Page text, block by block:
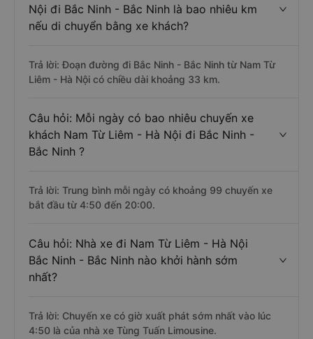
Nội đi Bắc Ninh - Bắc Ninh là bao nhiêu km
nếu di chuyển bằng xe khách?
Trả lời: Đoạn đường đi Bắc Ninh - Bắc Ninh từ Nam Từ
Liêm - Hà Nội có chiều dài khoảng 33 km.
Câu hỏi: Mỗi ngày có bao nhiêu chuyến xe
khách Nam Từ Liêm - Hà Nội đi Bắc Ninh -
Bắc Ninh ?
Trả lời: Trung bình mỗi ngày có khoảng 99 chuyến xe
bắt đầu từ 4:50 đến 20:00.
Câu hỏi: Nhà xe đi Nam Từ Liêm - Hà Nội
Bắc Ninh - Bắc Ninh nào khởi hành sớm
nhất?
Trả lời: Chuyến xe có giờ xuất phát sớm nhất vào lúc
4:50 là của nhà xe Tùng Tuấn Limousine.